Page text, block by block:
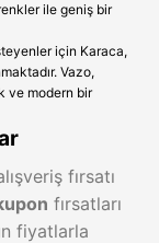
ile geniş bir
için Karaca,
Vazo,
ve modern bir
fırsatı
fırsatları
fiyatlarla